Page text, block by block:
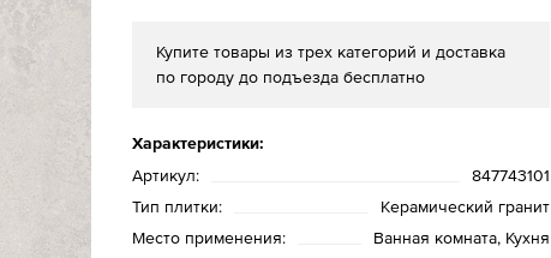
Купите товары из трех категорий и доставка
по городу до подъезда бесплатно
Характеристики:
Артикул:
847743101
Тип плитки:
Керамический гранит
Место применения:
Ванная комната, Кухня